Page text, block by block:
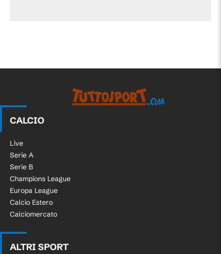
CALCIO
Live
Serie A
Serie B
Champions League
Europa League
Calcio Estero
Calciomercato
ALTRI SPORT